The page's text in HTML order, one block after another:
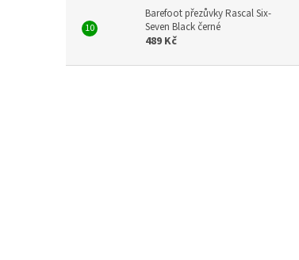
Barefoot přezůvky Rascal Six-
Seven Black černé
489 Kč